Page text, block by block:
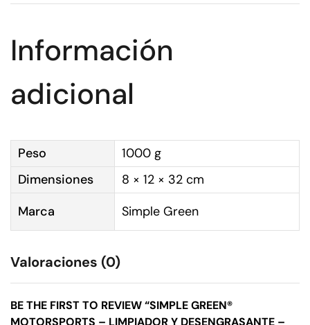
Información
adicional
Peso
1000 g
Dimensiones
8 × 12 × 32 cm
Marca
Simple Green
Valoraciones (0)
BE THE FIRST TO REVIEW “SIMPLE GREEN®
MOTORSPORTS – LIMPIADOR Y DESENGRASANTE –